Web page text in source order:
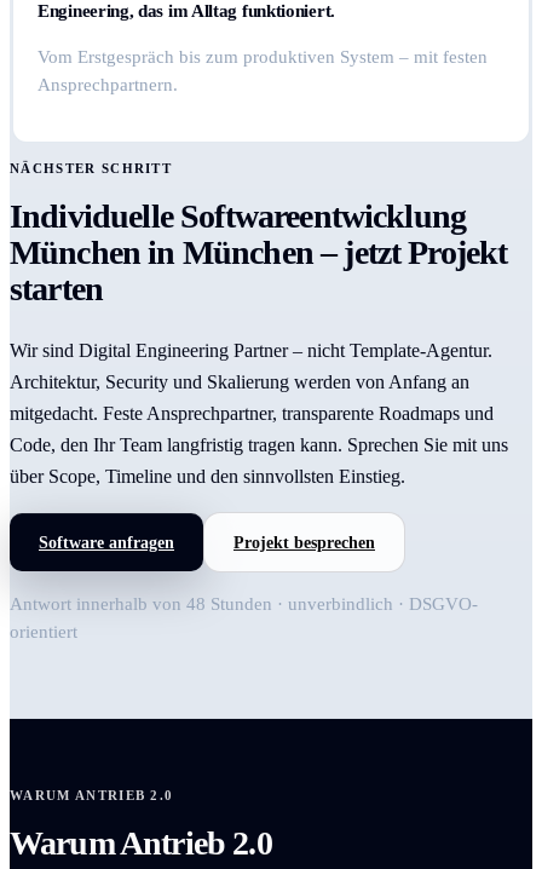
Engineering, das im Alltag funktioniert.
Vom Erstgespräch bis zum produktiven System – mit festen
Ansprechpartnern.
NÄCHSTER SCHRITT
Individuelle Softwareentwicklung
München in München – jetzt Projekt
starten
Wir sind Digital Engineering Partner – nicht Template-Agentur.
Architektur, Security und Skalierung werden von Anfang an
mitgedacht. Feste Ansprechpartner, transparente Roadmaps und
Code, den Ihr Team langfristig tragen kann. Sprechen Sie mit uns
über Scope, Timeline und den sinnvollsten Einstieg.
Software anfragen Projekt besprechen
Antwort innerhalb von 48 Stunden · unverbindlich · DSGVO-
orientiert
WARUM ANTRIEB 2.0
Warum Antrieb 2.0